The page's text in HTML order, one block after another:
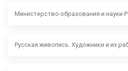
Министерство образования и науки
Русская живопись. Художники и их